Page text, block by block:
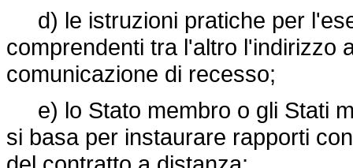
d) le istruzioni pratiche per
comprendenti tra l'altro l'indirizzo
comunicazione di recesso;
e) lo Stato membro o gli Stati
si basa per instaurare rapporti